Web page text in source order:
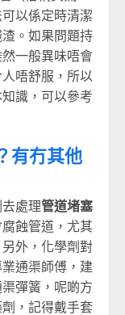
以係定時清潔
。如果問題持
一般異味唔會
唔舒服，所以
識，可以參考
有冇其他
處理管道堵塞
蝕管道，尤其
外，化學劑對
通渠師傅，建
彈簧，呢啲方
，記得戴手套